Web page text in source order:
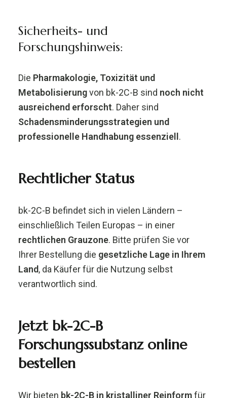
Sicherheits- und
Forschungshinweis:
Die Pharmakologie, Toxizität und
Metabolisierungvon bk-2C-B sind noch nicht
ausreichend erforscht. Daher sind
Schadensminderungsstrategien und
professionelle Handhabung essenziell .
Rechtlicher Status
bk-2C-B befindet sich in vielen Ländern –
einschließlich Teilen Europas – in einer
rechtlichen Grauzone. Bitte prüfen Sie vor
Ihrer Bestellung die gesetzliche Lage in Ihrem
Land, da Käufer für die Nutzung selbst
verantwortlich sind.
Jetzt bk-2C-B
Forschungssubstanz online
bestellen
Wir bieten bk-2C-B in kristalliner Reinformfür